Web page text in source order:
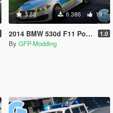
3.88 6.386 19
2014 BMW 530d F11 Polizei Hessen [ELS] [REFLECTION] 1.0
By GFP-Modding